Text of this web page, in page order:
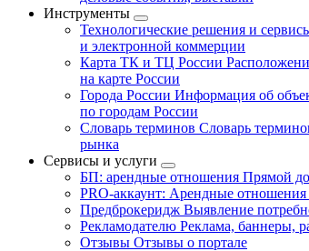
Инструменты
Технологические решения и
и электронной коммерции
Карта ТК и ТЦ России
на карте России
Города России Информация об
по городам России
Словарь терминов Словарь
рынка
Сервисы и услуги
БП: арендные отношения Прямой
PRO-аккаунт: Арендные отношения
Предброкеридж Выявление
Рекламодателю Реклама, баннеры,
Отзывы Отзывы о портале